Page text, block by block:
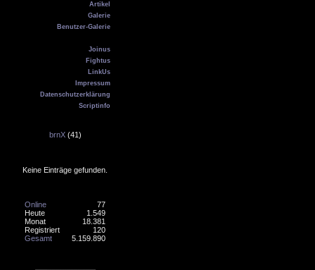
Artikel
Galerie
Benutzer-Galerie
Joinus
Fightus
LinkUs
Impressum
Datenschutzerklärung
Scriptinfo
brnX(41)
Keine Einträge gefunden.
77
Online
1.549
Heute
18.381
Monat
120
Registriert
5.159.890
Gesamt